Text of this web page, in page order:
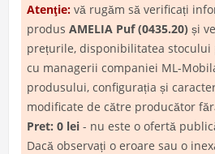
Atenţie: vă rugăm să verificați
produs AMELIA Puf (0435.20) și
prețurile, disponibilitatea stocului
cu managerii companiei ML-
produsului, configurația și
modificate de către producător
Pret: 0 lei - nu este o ofertă
Dacă observați o eroare sau o